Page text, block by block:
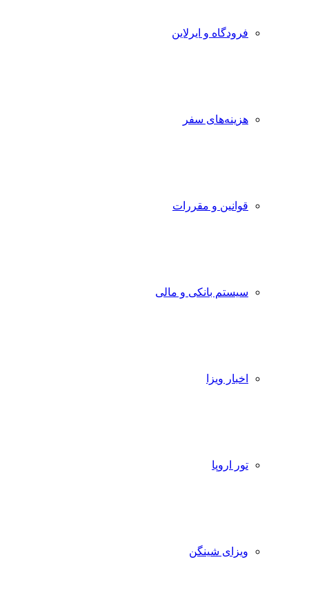
فرودگاه و ایرلاین
هزینه‌های سفر
قوانین و مقررات
سیستم بانکی و مالی
اخبار ویزا
تور اروپا
ویزای شینگن